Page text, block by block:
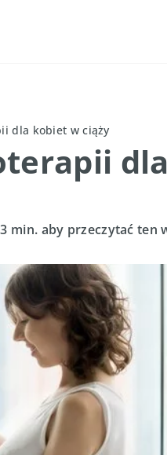
dla kobiet w ciąży
min. aby przeczytać ten